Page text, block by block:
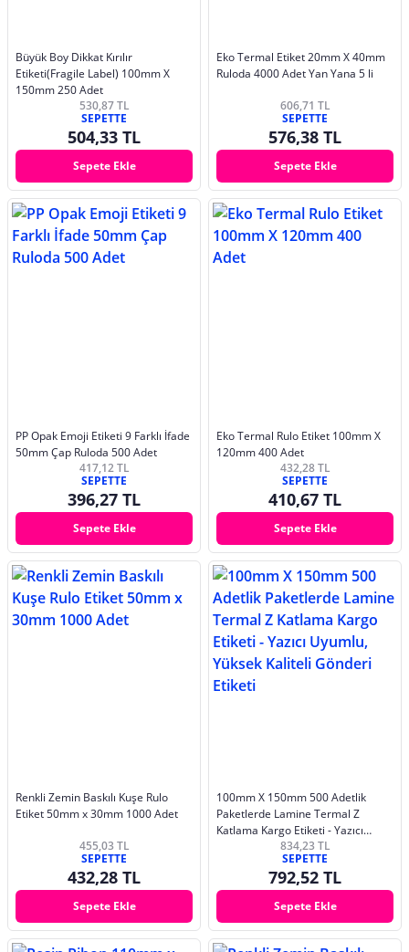
Büyük Boy Dikkat Kırılır
Etiketi(Fragile Label) 100mm X
150mm 250 Adet
530,87 TL
SEPETTE
504,33 TL
Sepete Ekle
Eko Termal Etiket 20mm X 40mm
Ruloda 4000 Adet Yan Yana 5 li
606,71 TL
SEPETTE
576,38 TL
Sepete Ekle
PP Opak Emoji Etiketi 9 Farklı İfade
50mm Çap Ruloda 500 Adet
417,12 TL
SEPETTE
396,27 TL
Sepete Ekle
Eko Termal Rulo Etiket 100mm X
120mm 400 Adet
432,28 TL
SEPETTE
410,67 TL
Sepete Ekle
Renkli Zemin Baskılı Kuşe Rulo
Etiket 50mm x 30mm 1000 Adet
455,03 TL
SEPETTE
432,28 TL
Sepete Ekle
100mm X 150mm 500 Adetlik
Paketlerde Lamine Termal Z
Katlama Kargo Etiketi - Yazıcı
Uyumlu, Yüksek Kaliteli Gönderi
834,23 TL
SEPETTE
792,52 TL
Sepete Ekle